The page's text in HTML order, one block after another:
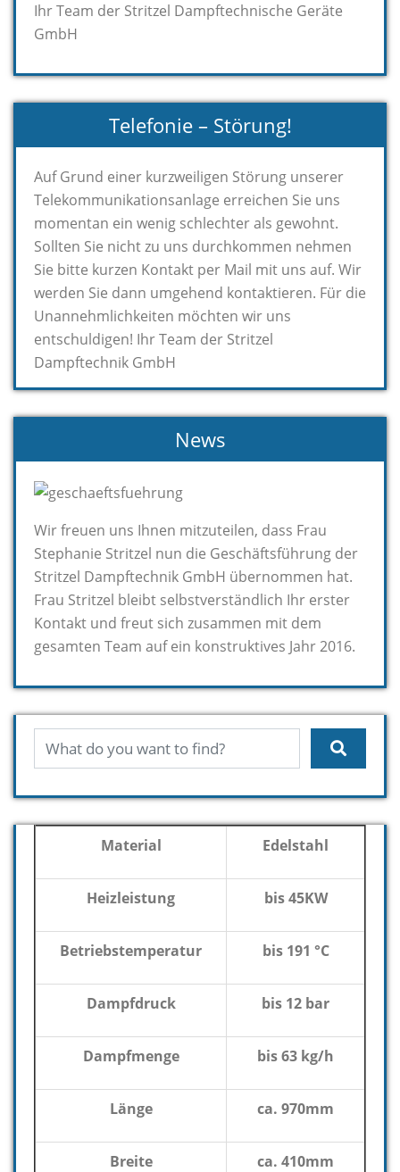
Ihr Team der Stritzel Dampftechnische Geräte
GmbH
Telefonie – Störung!
Auf Grund einer kurzweiligen Störung unserer
Telekommunikationsanlage erreichen Sie uns
momentan ein wenig schlechter als gewohnt.
Sollten Sie nicht zu uns durchkommen nehmen
Sie bitte kurzen Kontakt per Mail mit uns auf. Wir
werden Sie dann umgehend kontaktieren. Für die
Unannehmlichkeiten möchten wir uns
entschuldigen! Ihr Team der Stritzel
Dampftechnik GmbH
News
Wir freuen uns Ihnen mitzuteilen, dass Frau
Stephanie Stritzel nun die Geschäftsführung der
Stritzel Dampftechnik GmbH übernommen hat.
Frau Stritzel bleibt selbstverständlich Ihr erster
Kontakt und freut sich zusammen mit dem
gesamten Team auf ein konstruktives Jahr 2016.
Material Edelstahl
Heizleistung bis 45KW
Betriebstemperatur bis 191 °C
Dampfdruck bis 12 bar
Dampfmenge bis 63 kg/h
Länge ca. 970mm
Breite ca. 410mm